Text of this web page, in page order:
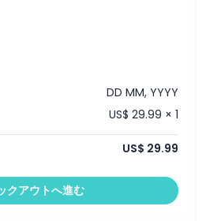
DD MM, YYYY
US$ 29.99 × 1
US$ 29.99
クアウトへ進む